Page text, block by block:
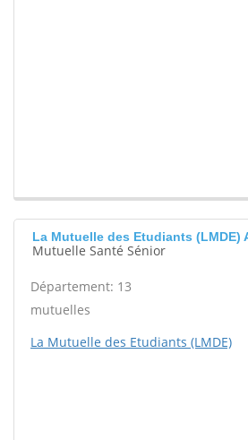
La Mutuelle des Etudiants (LMDE)
Mutuelle Santé Sénior
Département: 13
mutuelles
La Mutuelle des Etudiants (LMDE)